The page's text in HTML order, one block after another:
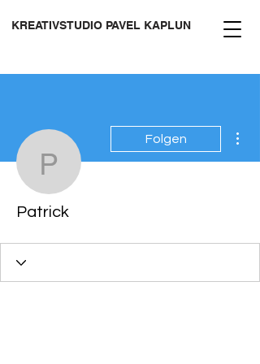
KREATIVSTUDIO PAVEL KAPLUN
Patrick
Folgen
Patrick